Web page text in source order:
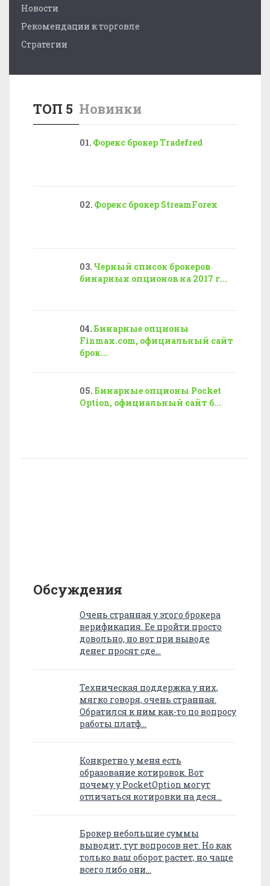
Новости
Рекомендации к торговле
Стратегии
ТОП 5 Новинки
Форекс брокер Tradefred
Форекс брокер StreamForex
Черный список брокеров
бинарных опционов на 2017 г...
Бинарные опционы
Finmax.com, официальный сайт
брок...
Бинарные опционы Pocket
Option, официальный сайт б...
Обсуждения
Очень странная у этого брокера
верификация. Ее пройти просто
довольно, но вот при выводе
денег просят сде…
Техническая поддержка у них,
мягко говоря, очень странная.
Обратился к ним как-то по вопросу
работы платф…
Конкретно у меня есть
образование котировок. Вот
почему у PocketOption могут
отличаться котировки на деся…
Брокер небольшие суммы
выводит, тут вопросов нет. Но как
только ваш оборот растет, но чаще
всего либо они…